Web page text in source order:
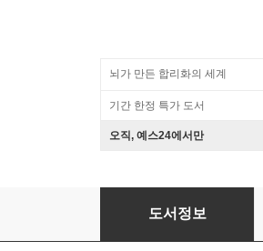
뇌가 만든 합리화의 세계
기간 한정 특가 도서
오직, 예스24에서만
특, 특수상대성이론
도서정보